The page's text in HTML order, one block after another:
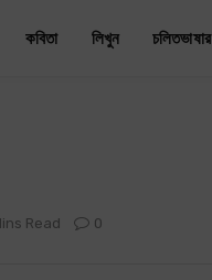
কবিতা লিখুন চলিতভাষার
Read 0